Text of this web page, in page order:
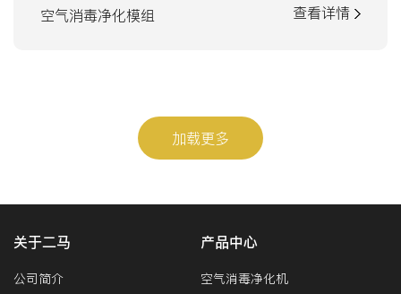
空气消毒净化模组 查看详情
加载更多
关于二马
公司简介
产品中心
空气消毒净化机